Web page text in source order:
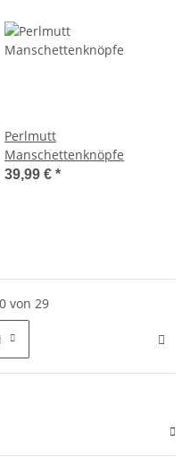
Perlmutt
Manschettenknöpfe
39,99 € *
von 29